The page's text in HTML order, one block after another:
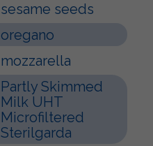
sesame seeds
oregano
mozzarella
Partly Skimmed
Milk UHT
Microfiltered
Sterilgarda